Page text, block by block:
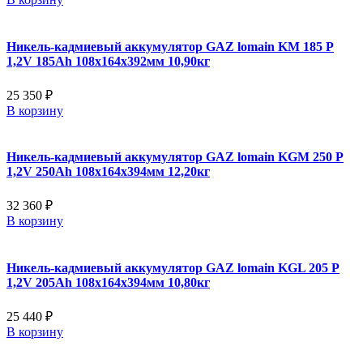
Никель-кадмиевый аккумулятор GAZ lomain KM 185 P
1,2V 185Ah 108x164x392мм 10,90кг
25 350 ₽
В корзину
Никель-кадмиевый аккумулятор GAZ lomain KGM 250 P
1,2V 250Ah 108x164x394мм 12,20кг
32 360 ₽
В корзину
Никель-кадмиевый аккумулятор GAZ lomain KGL 205 P
1,2V 205Ah 108x164x394мм 10,80кг
25 440 ₽
В корзину